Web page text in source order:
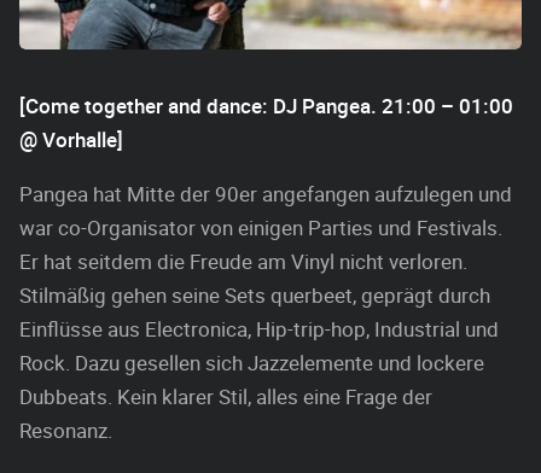
[Come together and dance: DJ Pangea. 21:00 – 01:00
@ Vorhalle]
Pangea hat Mitte der 90er angefangen aufzulegen und
war co-Organisator von einigen Parties und Festivals.
Er hat seitdem die Freude am Vinyl nicht verloren.
Stilmäßig gehen seine Sets querbeet, geprägt durch
Einflüsse aus Electronica, Hip-trip-hop, Industrial und
Rock. Dazu gesellen sich Jazzelemente und lockere
Dubbeats. Kein klarer Stil, alles eine Frage der
Resonanz.